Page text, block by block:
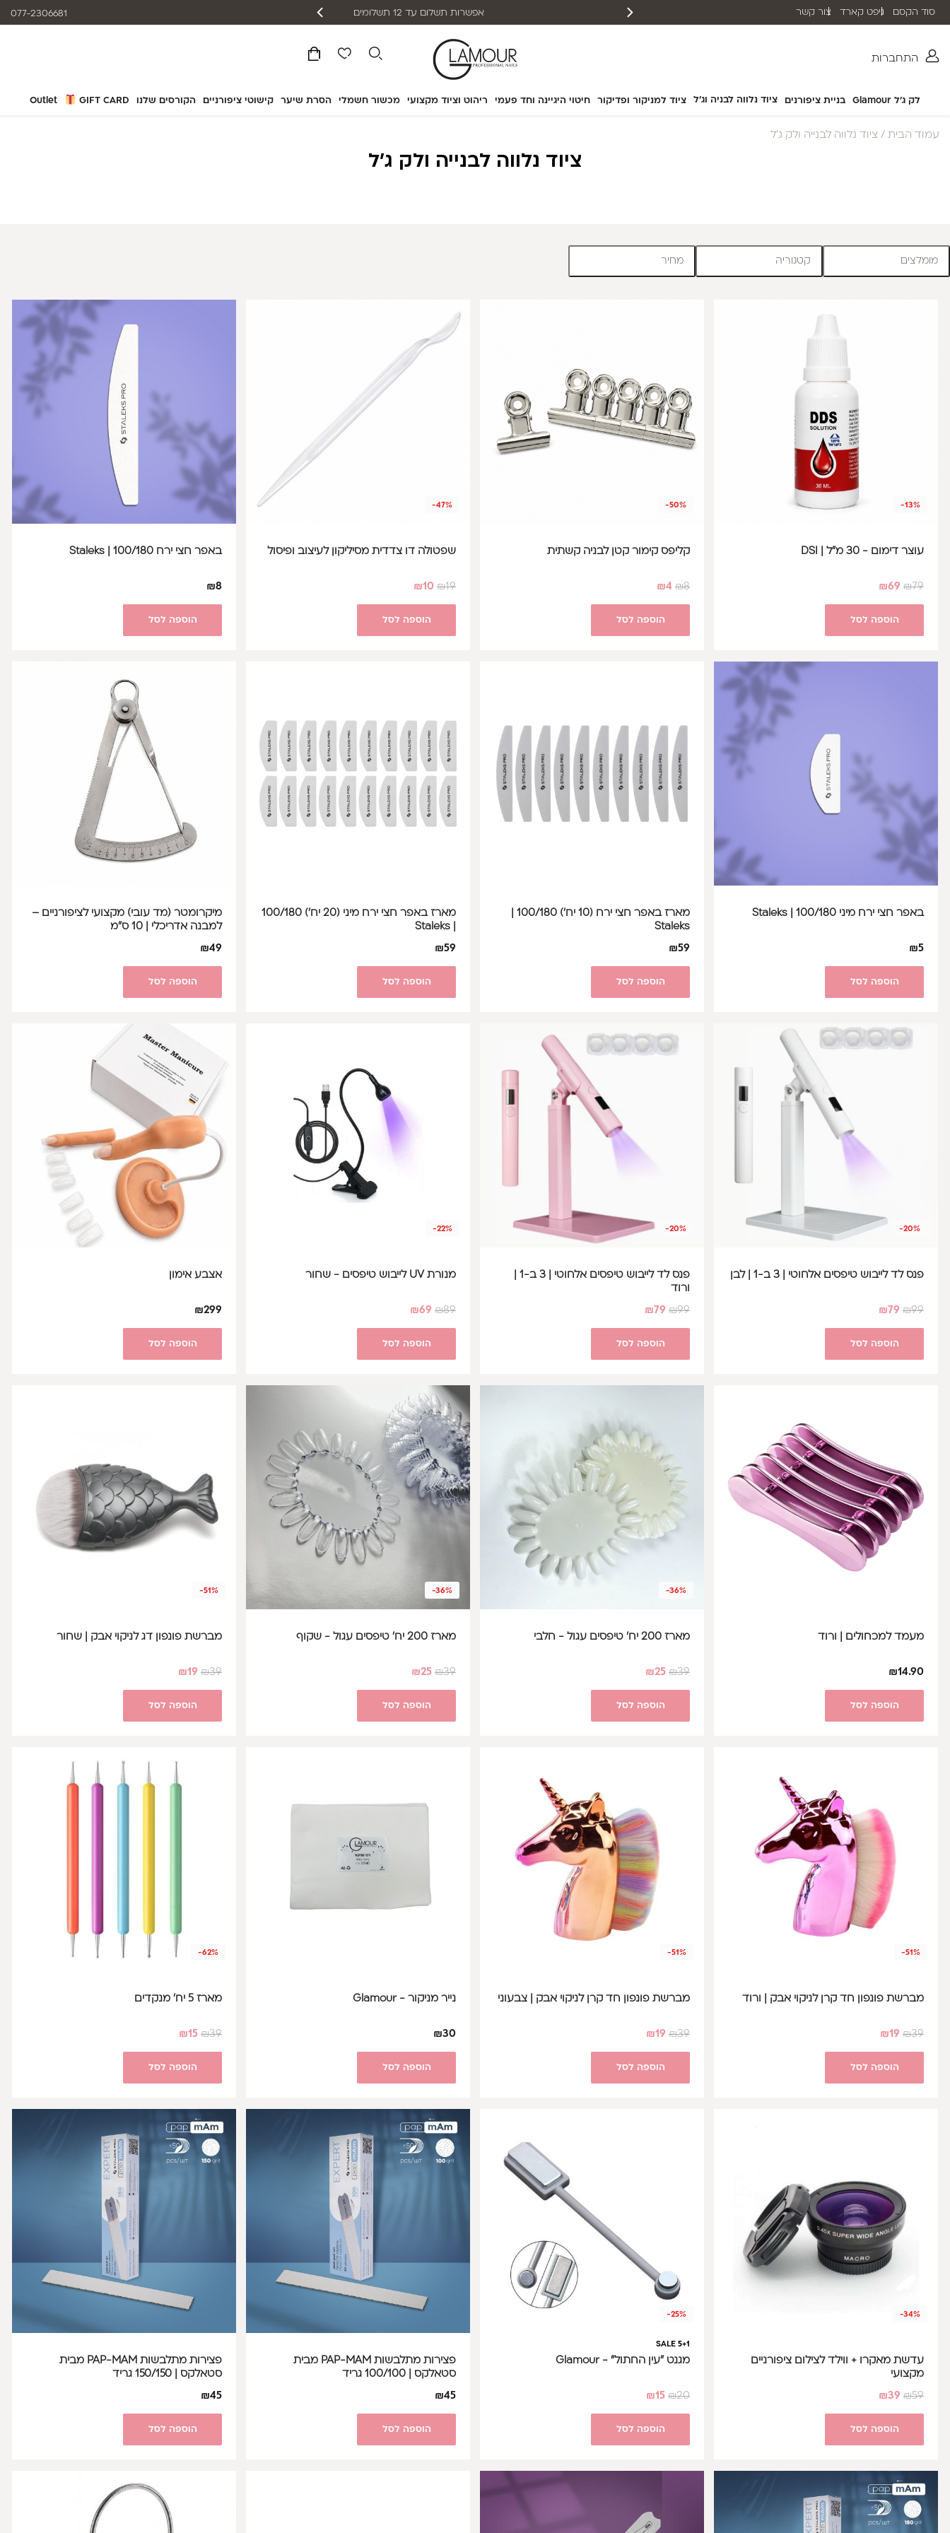
התחברות
לק ג'ל Glamour בניית ציפורנים ציוד נלווה לבניה וג'ל ציוד למניקור ופדיקור חיטוי היגיינה וחד פעמי ריהוט וציוד מקצועי מכשור חשמלי הסרת שיער קישוטי ציפורניים הקורסים שלנו GIFT CARD
Outlet
077-2306681 שליח עד הבית תוך 2-5 ימי עסקים אפשרות תשלום עד 12 תשלומים סוד הקסם גיפט קארד צור קשר
עמוד הבית / ציוד נלווה לבנייה ולק ג'ל
ציוד נלווה לבנייה ולק ג'ל
מומלצים קטגוריה מחיר
-13%
עוצר דימום - 30 מ"ל | DSI
₪79
₪69
הוספה לסל
-50%
קליפס קימור קטן לבניה קשתית
₪8
₪4
הוספה לסל
-47%
שפטולה דו צדדית מסיליקון לעיצוב ופיסול
₪19
₪10
הוספה לסל
באפר חצי ירח 100/180 | Staleks
₪8
הוספה לסל
באפר חצי ירח מיני 100/180 | Staleks
₪5
הוספה לסל
Staleks
₪59
הוספה לסל
מארז באפר חצי ירח מיני (20 יח') 100/180
₪59
הוספה לסל
מיקרומטר (מד עובי) מקצועי לציפורניים –
למבנה אדריכלי | 10 ס"מ
₪49
הוספה לסל
-20%
פנס לד לייבוש טיפסים אלחוטי | 3 ב-1 | לבן
₪99
₪79
הוספה לסל
-20%
ורוד
₪99
₪79
הוספה לסל
-22%
מנורת UV לייבוש טיפסים - שחור
₪89
₪69
הוספה לסל
אצבע אימון
₪299
הוספה לסל
מעמד למכחולים | ורוד
₪14.90
הוספה לסל
-36%
מארז 200 יח' טיפסים עגול - חלבי
₪39
₪25
הוספה לסל
-36%
מארז 200 יח' טיפסים עגול - שקוף
₪39
₪25
הוספה לסל
-51%
מברשת פונפון דג לניקוי אבק | שחור
₪39
₪19
הוספה לסל
-51%
מברשת פונפון חד קרן לניקוי אבק | ורוד
₪39
₪19
הוספה לסל
-51%
מברשת פונפון חד קרן לניקוי אבק | צבעוני
₪39
₪19
הוספה לסל
נייר מניקור - Glamour
₪30
הוספה לסל
-62%
מארז 5 יח' מנקדים
₪39
₪15
הוספה לסל
-34%
עדשת מאקרו + ווילד לצילום ציפורניים
מקצועי
₪59
₪39
הוספה לסל
-25%
SALE 5+1
מגנט "עין החתול" - Glamour
₪20
₪15
הוספה לסל
פצירות מתלבשות PAP-MAM מבית
סטאלקס | 100/100 גריד
₪45
הוספה לסל
פצירות מתלבשות PAP-MAM מבית
סטאלקס | 150/150 גריד
₪45
הוספה לסל